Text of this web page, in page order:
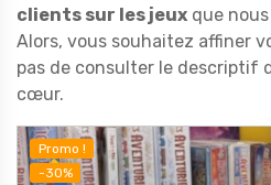
clients sur les jeux que
Alors, vous souhaitez affiner
pas de consulter le descriptif
cœur.
Promo !
-30%